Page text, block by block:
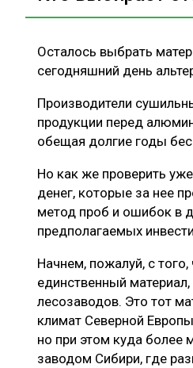
Осталось выбрать
сегодняшний день
Производители
продукции перед
обещая долгие годы
Но как же проверить
денег, которые за нее
метод проб и ошибок в
предполагаемых
Начнем, пожалуй, с
единственный
лесозаводов. Это тот
климат Северной
но при этом куда более
заводом Сибири, где